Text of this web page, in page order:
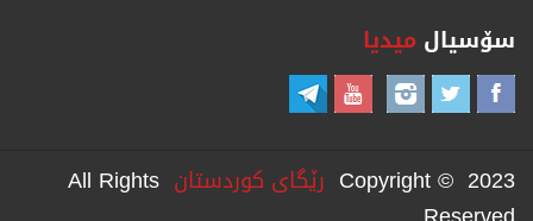
سۆسیال میدیا
Copyright © 2023 رێگای كوردستان All Rights